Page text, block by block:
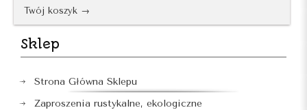
Twój koszyk →
Sklep
Strona Główna Sklepu
Zaproszenia rustykalne, ekologiczne